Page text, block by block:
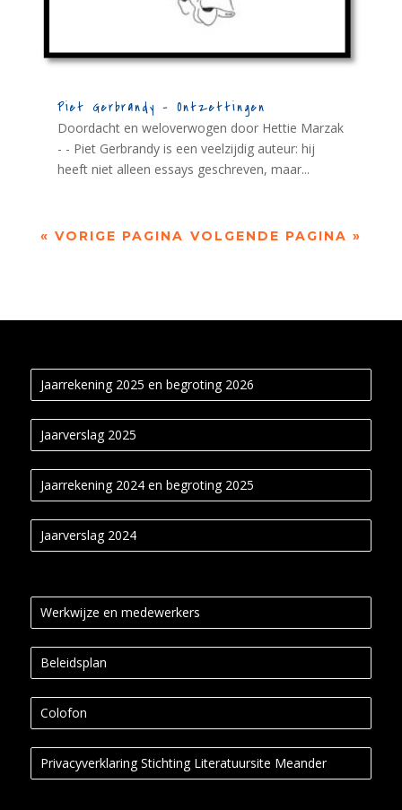
Piet Gerbrandy – Ontzettingen
Doordacht en weloverwogen door Hettie Marzak
- - Piet Gerbrandy is een veelzijdig auteur: hij
heeft niet alleen essays geschreven, maar...
« VORIGE PAGINA VOLGENDE PAGINA »
Jaarrekening 2025 en begroting 2026
Jaarverslag 2025
Jaarrekening 2024 en begroting 2025
Jaarverslag 2024
Werkwijze en medewerkers
Beleidsplan
Colofon
Privacyverklaring Stichting Literatuursite Meander